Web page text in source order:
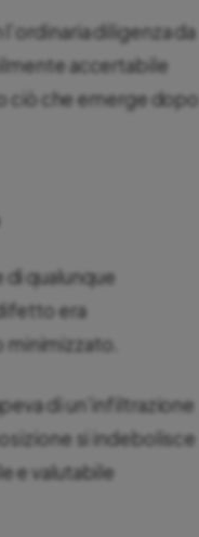
diligenza da
accertabile
ciò che emerge dopo
qualunque
era
di un’infiltrazione
si indebolisce
e valutabile